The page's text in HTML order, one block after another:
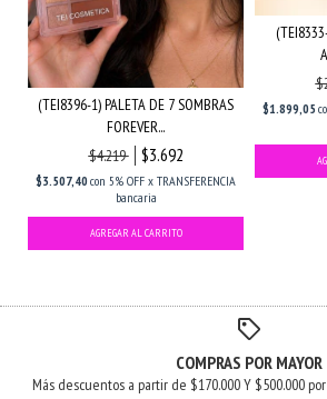
(TEI8396-1) PALETA DE 7 SOMBRAS
FOREVER...
$4.219
$3.692
$3.507,40con 5% OFF x TRANSFERENCIA
bancaria
$1.899,05
COMPRAS POR MAYOR
Más descuentos a partir de $170.000 Y $500.000